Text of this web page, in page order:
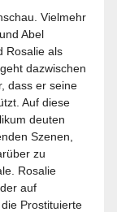
Vielmehr
Abel
Rosalie als
dazwischen
dass er seine
Auf diese
deuten
Szenen,
zu
Rosalie
auf
Prostituierte